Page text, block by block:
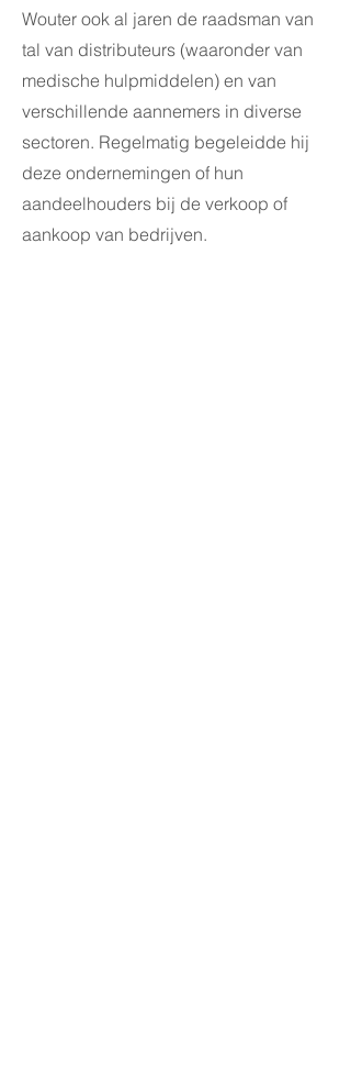
Wouter ook al jaren de raadsman van
tal van distributeurs (waaronder van
medische hulpmiddelen) en van
verschillende aannemers in diverse
sectoren. Regelmatig begeleidde hij
deze ondernemingen of hun
aandeelhouders bij de verkoop of
aankoop van bedrijven.